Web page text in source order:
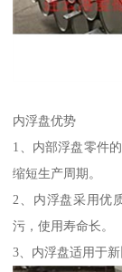
内浮盘优势
1、内部浮盘零件
缩短生产周期。
2、内浮盘采用优
污，使用寿命长。
3、内浮盘适用于新